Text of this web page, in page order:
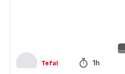
Tefal 1h